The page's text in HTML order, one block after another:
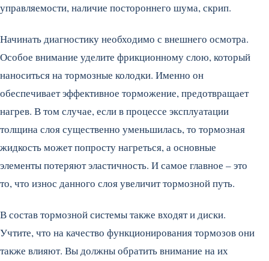
управляемости, наличие постороннего шума, скрип.
Начинать диагностику необходимо с внешнего осмотра.
Особое внимание уделите фрикционному слою, который
наноситься на тормозные колодки. Именно он
обеспечивает эффективное торможение, предотвращает
нагрев. В том случае, если в процессе эксплуатации
толщина слоя существенно уменьшилась, то тормозная
жидкость может попросту нагреться, а основные
элементы потеряют эластичность. И самое главное – это
то, что износ данного слоя увеличит тормозной путь.
В состав тормозной системы также входят и диски.
Учтите, что на качество функционирования тормозов они
также влияют. Вы должны обратить внимание на их